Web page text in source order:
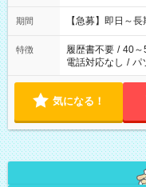
期間 【急募】即日～
特徴 履歴書不要 / 40～
電話対応なし / パ
気になる！